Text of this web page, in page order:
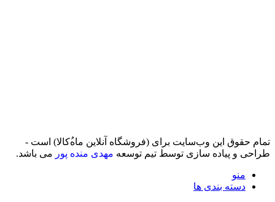
تمام حقوق اين وب‌سايت برای (فروشگاه آنلاین ماه‌‌‌‌‌‌ُکالا) است -
طراحی و پیاده سازی توسط تیم توسعه مهدی منده پور می باشد.
منو
دسته بندی ها